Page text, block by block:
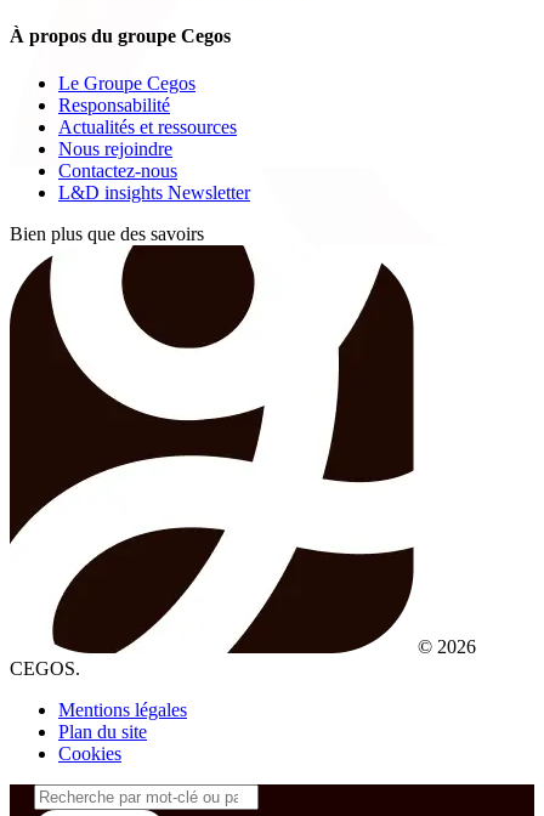
À propos du groupe Cegos
Le Groupe Cegos
Responsabilité
Actualités et ressources
Nous rejoindre
Contactez-nous
L&D insights Newsletter
Bien plus que des savoirs
© 2026
CEGOS.
Mentions légales
Plan du site
Cookies